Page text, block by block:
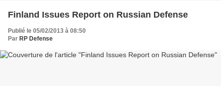
Finland Issues Report on Russian Defense
Publié le 05/02/2013 à 08:50
Par RP Defense